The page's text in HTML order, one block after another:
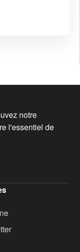
notre
l'essentiel de